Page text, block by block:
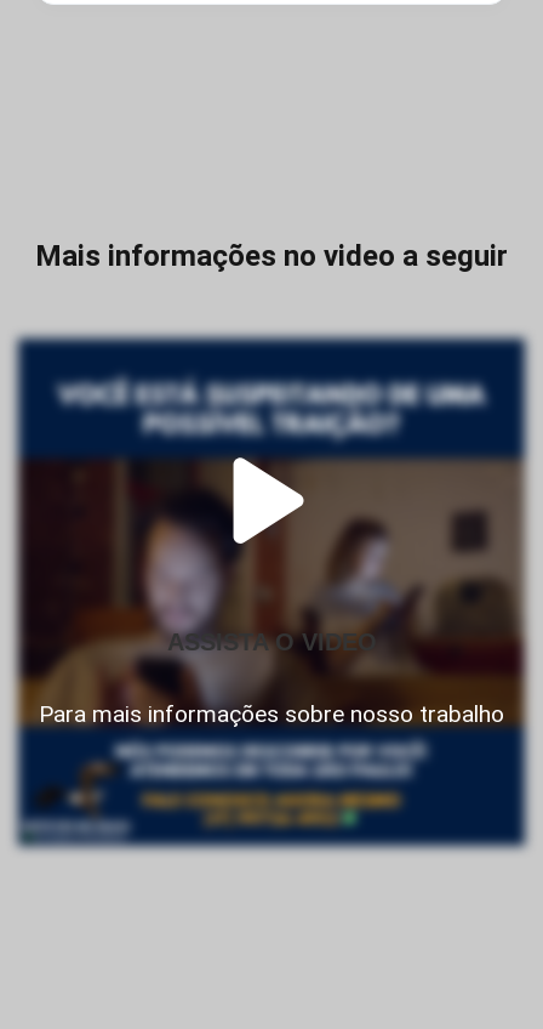
Mais informações no video a seguir
ASSISTA O VIDEO
Para mais informações sobre nosso trabalho